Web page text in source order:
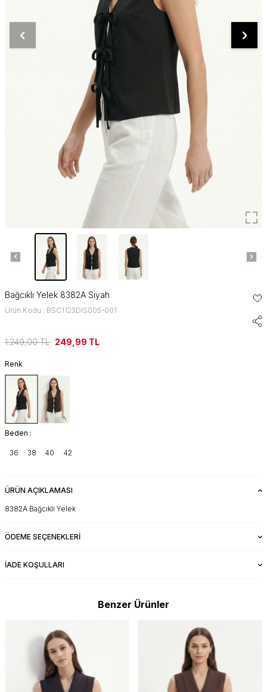
Bağcıklı Yelek 8382A Siyah
Ürün Kodu : BSC1123DIS005-001
1.249,00TL 249,99 TL
Renk
Beden :
36 38 40 42
ÜRÜN AÇIKLAMASI
8382A Bağcıklı Yelek
ÖDEME SEÇENEKLERI
İADE KOŞULLARI
Benzer Ürünler